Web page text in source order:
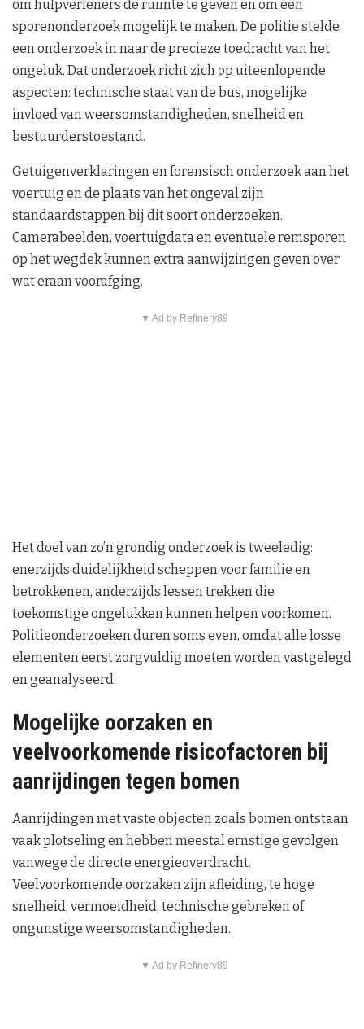
om hulpverleners de ruimte te geven en om een
sporenonderzoek mogelijk te maken. De politie stelde
een onderzoek in naar de precieze toedracht van het
ongeluk. Dat onderzoek richt zich op uiteenlopende
aspecten: technische staat van de bus, mogelijke
invloed van weersomstandigheden, snelheid en
bestuurderstoestand.
Getuigenverklaringen en forensisch onderzoek aan het
voertuig en de plaats van het ongeval zijn
standaardstappen bij dit soort onderzoeken.
Camerabeelden, voertuigdata en eventuele remsporen
op het wegdek kunnen extra aanwijzingen geven over
wat eraan voorafging.
▼ Ad by Refinery89
Het doel van zo’n grondig onderzoek is tweeledig:
enerzijds duidelijkheid scheppen voor familie en
betrokkenen, anderzijds lessen trekken die
toekomstige ongelukken kunnen helpen voorkomen.
Politieonderzoeken duren soms even, omdat alle losse
elementen eerst zorgvuldig moeten worden vastgelegd
en geanalyseerd.
Mogelijke oorzaken en
veelvoorkomende risicofactoren bij
aanrijdingen tegen bomen
Aanrijdingen met vaste objecten zoals bomen ontstaan
vaak plotseling en hebben meestal ernstige gevolgen
vanwege de directe energieoverdracht.
Veelvoorkomende oorzaken zijn afleiding, te hoge
snelheid, vermoeidheid, technische gebreken of
ongunstige weersomstandigheden.
▼ Ad by Refinery89